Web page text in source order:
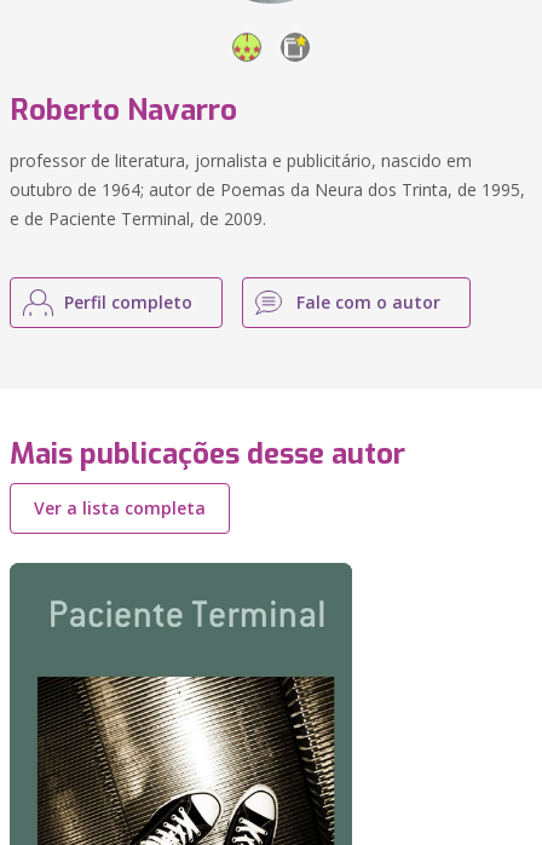
Roberto Navarro
professor de literatura, jornalista e publicitário, nascido em
outubro de 1964; autor de Poemas da Neura dos Trinta, de 1995,
e de Paciente Terminal, de 2009.
Perfil completo Fale com o autor
Mais publicações desse autor
Ver a lista completa